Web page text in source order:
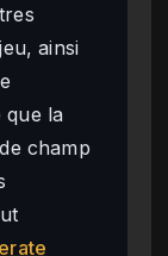
ainsi
que la
champ